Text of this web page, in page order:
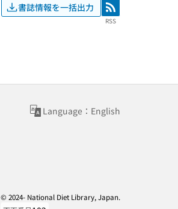
書誌情報を一括出力 RSS
RSS
Language：English
© 2024- National Diet Library, Japan.